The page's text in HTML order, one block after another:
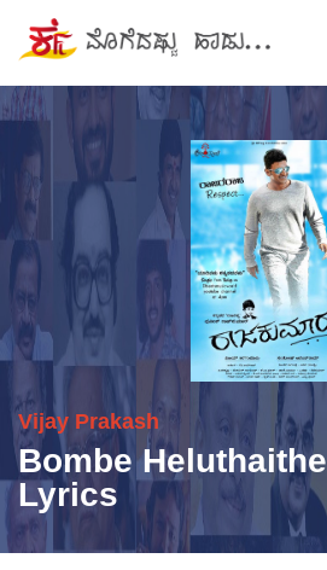
Vijay Prakash
Bombe Heluthaithe
Lyrics